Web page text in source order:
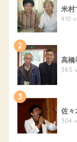
米村
410
2
高橋
385
3
佐々
304